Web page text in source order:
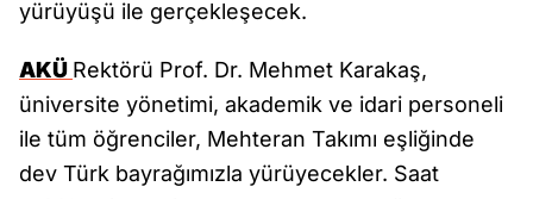
yürüyüşü ile gerçekleşecek.
AKÜ Rektörü Prof. Dr. Mehmet Karakaş,
üniversite yönetimi, akademik ve idari personeli
ile tüm öğrenciler, Mehteran Takımı eşliğinde
dev Türk bayrağımızla yürüyecekler. Saat